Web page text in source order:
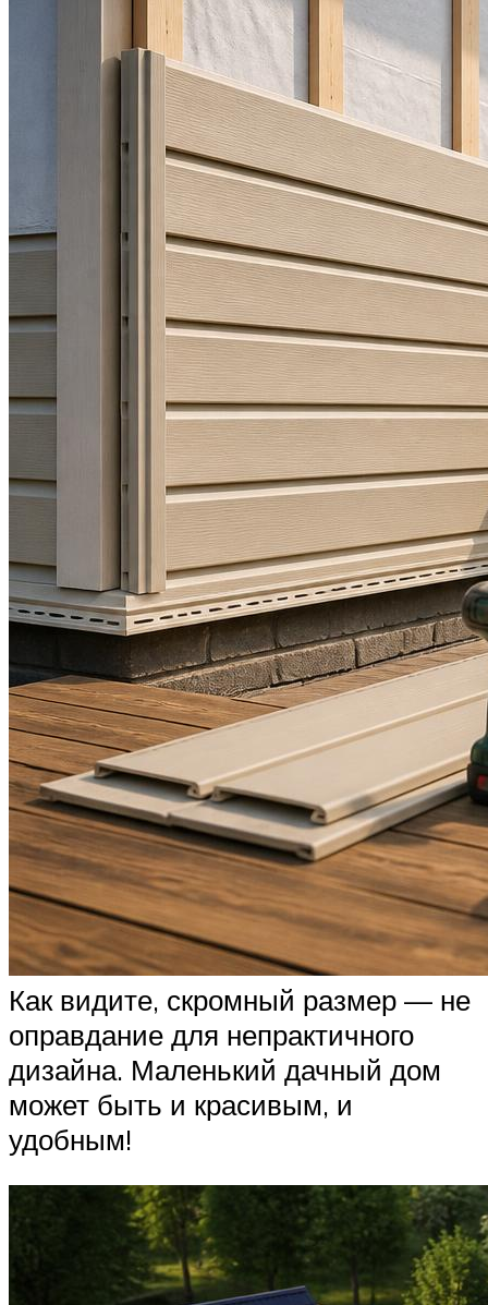
Как видите, скромный размер — не
оправдание для непрактичного
дизайна. Маленький дачный дом
может быть и красивым, и
удобным!